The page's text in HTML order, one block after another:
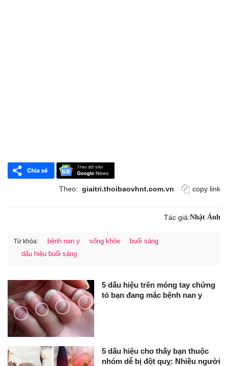
Theo: giaitri.thoibaovhnt.com.vn copy link
Tác giả:Nhật Ánh
Từ khóa: bệnh nan y sống khỏe
buổi sáng
dấu hiệu buổi sáng
5 dấu hiệu trên móng tay chứng
tỏ bạn đang mắc bệnh nan y
5 dấu hiệu cho thấy bạn thuộc
nhóm dễ bị đột quỵ: Nhiều người